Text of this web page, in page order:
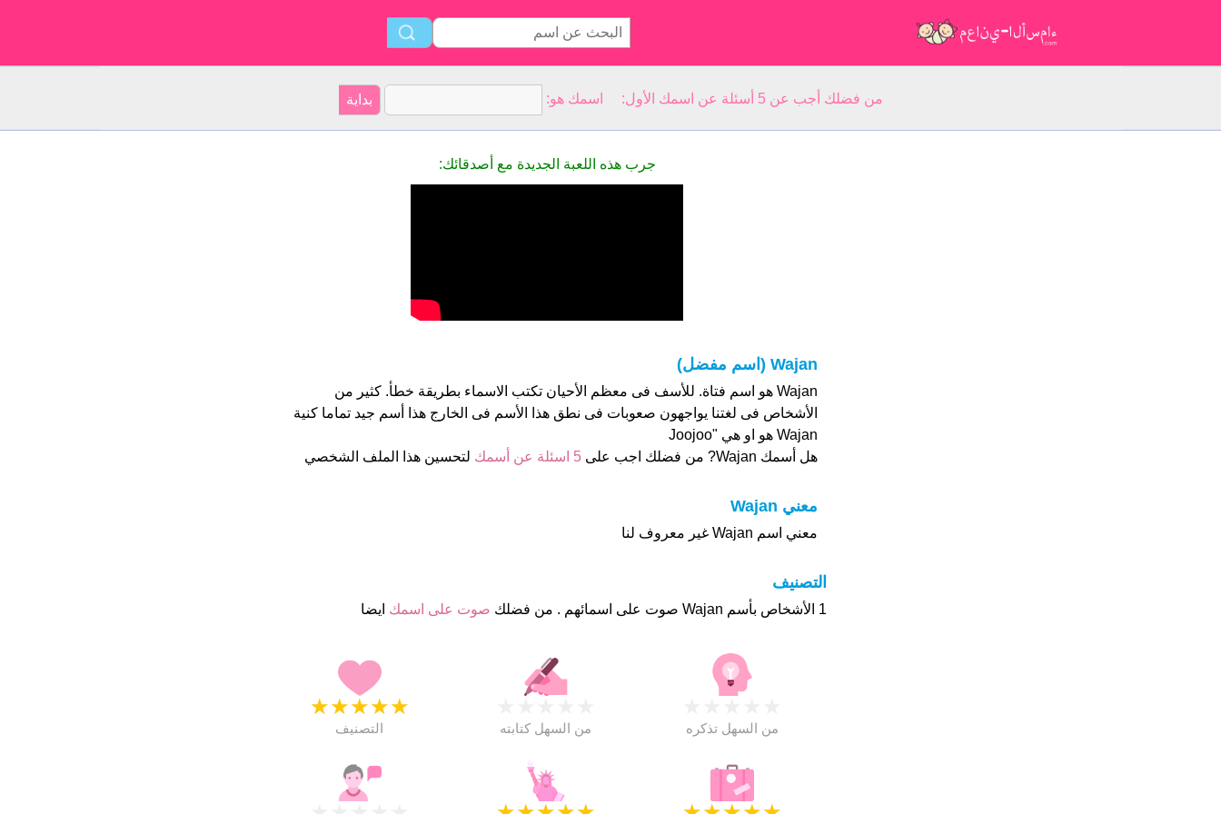
من فضلك أجب عن 5 أسئلة عن اسمك الأول: اسمك هو:
جرب هذه اللعبة الجديدة مع أصدقائك:
Wajan (اسم مفضل)
Wajan هو اسم فتاة. للأسف فى معظم الأحيان تكتب الاسماء بطريقة خطأ. كثير من
الأشخاص فى لغتنا يواجهون صعوبات فى نطق هذا الأسم فى الخارج هذا أسم جيد تماما كنية
Wajan هو او هي "Joojoo
هل أسمك Wajan? من فضلك اجب على
5 اسئلة عن أسمك لتحسين هذا الملف الشخصي
معني Wajan
معني اسم Wajan غير معروف لنا
التصنيف
1 الأشخاص بأسم Wajan صوت على اسمائهم . من فضلك صوت على اسمك ايضا
★
★
★
★
★
التصنيف من السهل كتابته من السهل تذكره